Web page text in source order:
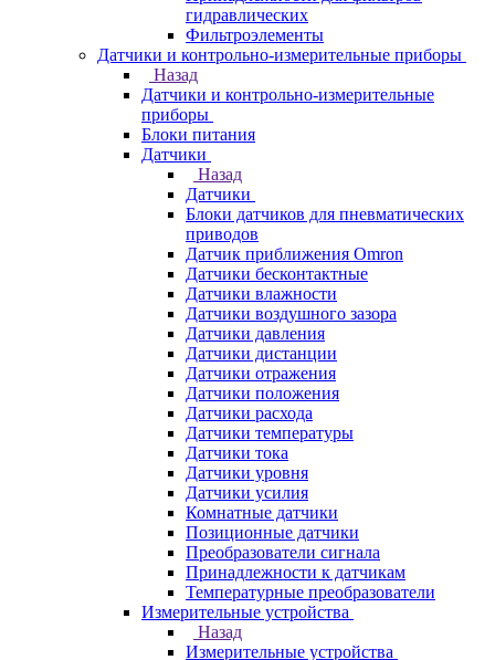
гидравлических
Фильтроэлементы
Датчики и контрольно-измерительные приборы
Назад
Датчики и контрольно-измерительные
приборы
Блоки питания
Датчики
Назад
Датчики
Блоки датчиков для пневматических
приводов
Датчик приближения Omron
Датчики бесконтактные
Датчики влажности
Датчики воздушного зазора
Датчики давления
Датчики дистанции
Датчики отражения
Датчики положения
Датчики расхода
Датчики температуры
Датчики тока
Датчики уровня
Датчики усилия
Комнатные датчики
Позиционные датчики
Преобразователи сигнала
Принадлежности к датчикам
Температурные преобразователи
Измерительные устройства
Назад
Измерительные устройства